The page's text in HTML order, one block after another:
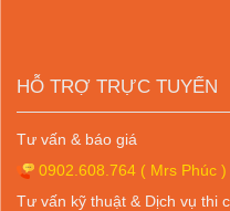
HỖ TRỢ TRỰC TUYẾN
Tư vấn & báo giá
0902.608.764 ( Mrs Phúc )
Tư vấn kỹ thuật & Dịch vụ thi